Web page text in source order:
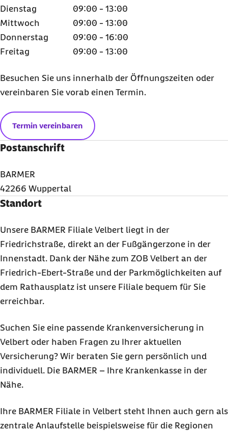
Dienstag
09:00 - 13:00
Mittwoch
09:00 - 13:00
Donnerstag
09:00 - 16:00
Freitag
09:00 - 13:00
Besuchen Sie uns innerhalb der Öffnungszeiten oder
vereinbaren Sie vorab einen Termin.
Termin vereinbaren
Postanschrift
BARMER
42266 Wuppertal
Standort
Unsere BARMER Filiale Velbert liegt in der
Friedrichstraße, direkt an der Fußgängerzone in der
Innenstadt. Dank der Nähe zum ZOB Velbert an der
Friedrich-Ebert-Straße und der Parkmöglichkeiten auf
dem Rathausplatz ist unsere Filiale bequem für Sie
erreichbar.
Suchen Sie eine passende Krankenversicherung in
Velbert oder haben Fragen zu Ihrer aktuellen
Versicherung? Wir beraten Sie gern persönlich und
individuell. Die BARMER – Ihre Krankenkasse in der
Nähe.
Ihre BARMER Filiale in Velbert steht Ihnen auch gern als
zentrale Anlaufstelle beispielsweise für die Regionen